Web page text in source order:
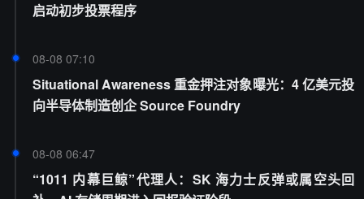
启动初步投票程序
08-08 07:10
Situational Awareness 重金押注对象曝光：4 亿美元投
向半导体制造创企 Source Foundry
08-08 06:47
“1011 内幕巨鲸”代理人：SK 海力士反弹或属空头回